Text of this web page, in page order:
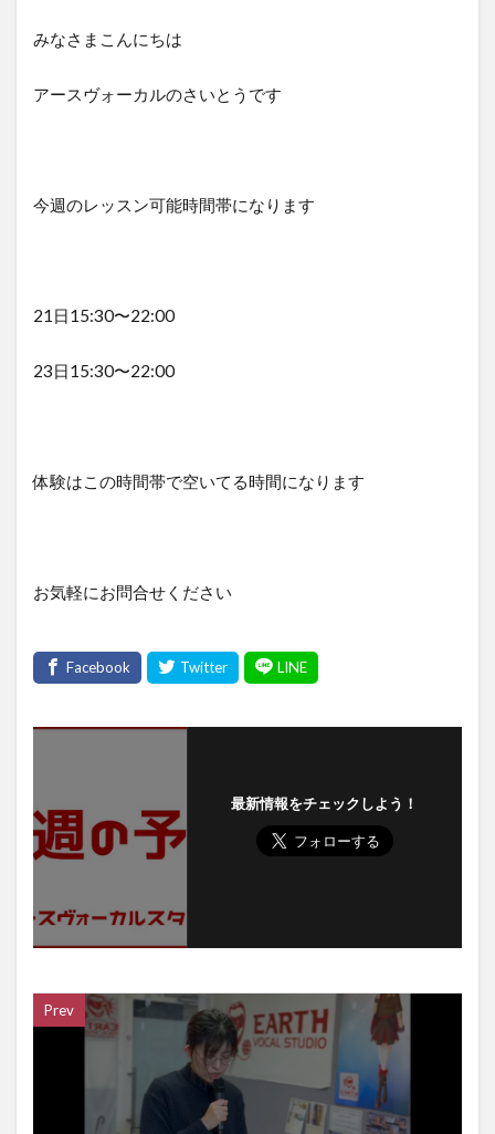
みなさまこんにちは
アースヴォーカルのさいとうです
今週のレッスン可能時間帯になります
21日15:30〜22:00
23日15:30〜22:00
体験はこの時間帯で空いてる時間になります
お気軽にお問合せください
最新情報をチェックしよう！
Prev